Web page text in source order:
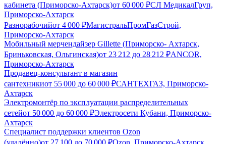
кабинета (Приморско-Ахтарск)от 60 000 ₽СЛ МедикалГруп,
Приморско-Ахтарск
Разнорабочийот 4 000 ₽МагистральПромГазСтрой,
Приморско-Ахтарск
Мобильный мерчендайзер Gillette (Приморско- Ахтарск,
Бриньковская, Ольгинская)от 23 212 до 28 212 ₽ANCOR,
Приморско-Ахтарск
Продавец-консультант в магазин
сантехникиот 55 000 до 60 000 ₽САНТЕХГАЗ, Приморско-
Ахтарск
Электромонтёр по эксплуатации распределительных
сетейот 50 000 до 60 000 ₽Электросети Кубани, Приморско-
Ахтарск
Специалист поддержки клиентов Ozon